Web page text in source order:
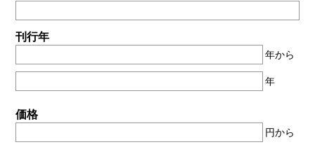
刊行年
年から
年
価格
円から